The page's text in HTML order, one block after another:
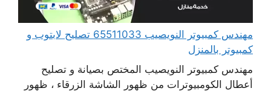
مهندس كمبيوتر النويصيب 65511033 تصليح لابتوب و
كمبيوتر بالمنزل
مهندس كمبيوتر النويصيب المختص بصيانة و تصليح
أعطال الكومبيوترات من ظهور الشاشة الزرقاء ، ظهور